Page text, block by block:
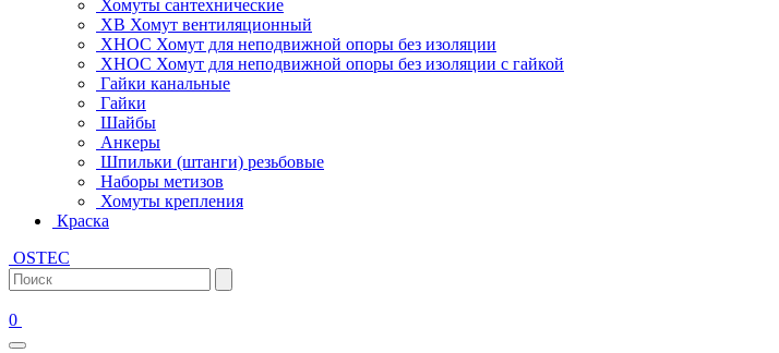
Хомуты сантехнические
ХВ Хомут вентиляционный
ХНОС Хомут для неподвижной опоры без изоляции
ХНОС Хомут для неподвижной опоры без изоляции с гайкой
Гайки канальные
Гайки
Шайбы
Анкеры
Шпильки (штанги) резьбовые
Наборы метизов
Хомуты крепления
Краска
OSTEC
0